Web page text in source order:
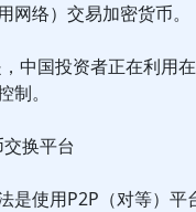
网络）交易加密货币。
中国投资者正在利用
制。
换平台
是使用P2P（对等）